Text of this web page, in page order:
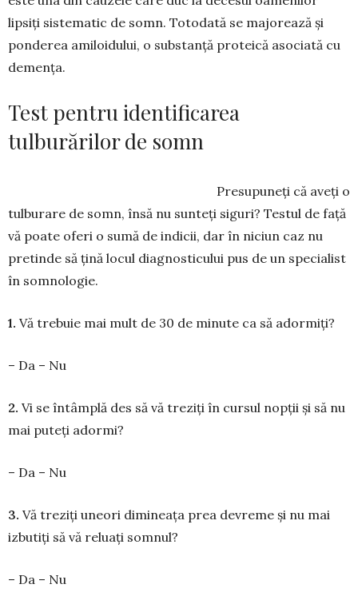
lipsiți sis­tematic de somn. Totodată se majorează și
ponderea amiloidului, o substanță proteică asociată cu
demența.
Test pentru identificarea
tulburărilor de somn
Presupuneți că aveți o
tulburare de somn, însă nu sunteți siguri? Testul de față
vă poate oferi o su­mă de indicii, dar în niciun caz nu
pretinde să țină locul diagnosticului pus de un specialist
în som­no­logie.
1. Vă trebuie mai mult de 30 de minute ca să ador­miți?
– Da – Nu
2. Vi se întâmplă des să vă treziți în cursul nopții și să nu
mai puteți adormi?
– Da – Nu
3. Vă treziți uneori dimineața prea devreme și nu mai
izbutiți să vă reluați somnul?
– Da – Nu